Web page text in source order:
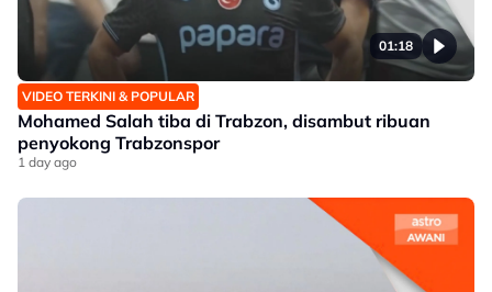
01:18
VIDEO TERKINI & POPULAR
Mohamed Salah tiba di Trabzon, disambut ribuan
penyokong Trabzonspor
1 day ago